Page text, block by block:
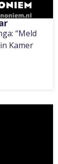
“Meld
Kamer